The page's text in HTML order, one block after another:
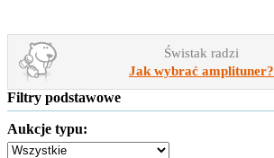
Świstak radzi
Jak wybrać amplituner?
Filtry podstawowe
Aukcje typu: